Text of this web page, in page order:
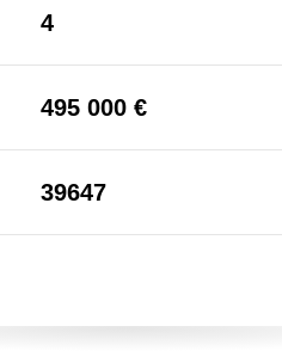
4
495 000 €
39647